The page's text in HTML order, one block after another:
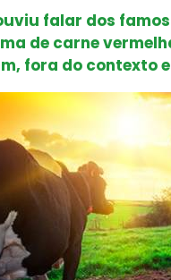
falar dos
de carne
fora do contexto